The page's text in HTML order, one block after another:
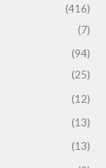
(416)
(7)
(94)
(25)
(12)
(13)
(13)